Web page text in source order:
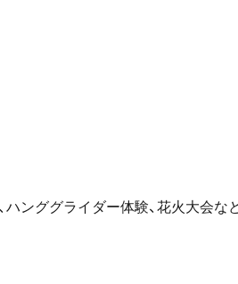
ンググライダー体験、花火大会など